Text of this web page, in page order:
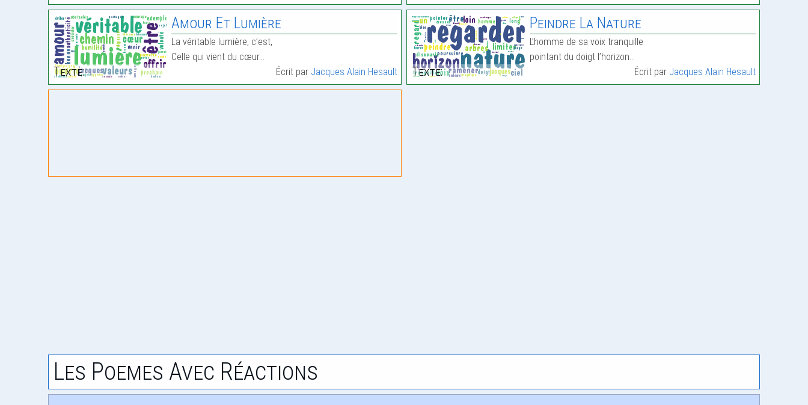
Texte:
Amour Et Lumière
La véritable lumière, c’est,
Celle qui vient du cœur…
Écrit par Jacques Alain Hesault Texte:
Peindre La Nature
L’homme de sa voix tranquille
pointant du doigt l’horizon…
Écrit par Jacques Alain Hesault
Les Poemes Avec Réactions